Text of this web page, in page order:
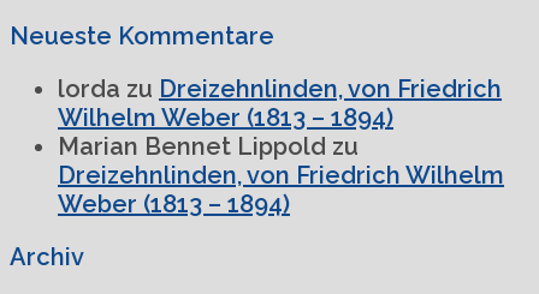
Neueste Kommentare
lorda zu Dreizehnlinden, von Friedrich
Wilhelm Weber (1813 – 1894)
Marian Bennet Lippold zu
Dreizehnlinden, von Friedrich Wilhelm
Weber (1813 – 1894)
Archiv